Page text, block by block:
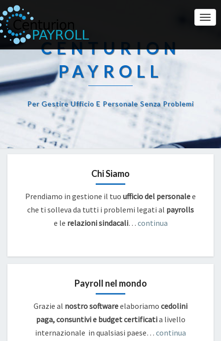
CENTURION
PAYROLL
Per Gestire Ufficio E Personale Senza Problemi
Chi Siamo
Prendiamo in gestione il tuo ufficio del personalee
che ti solleva da tutti i problemi legati al payrolls
e le relazioni sindacali… continua
Payroll nel mondo
Grazie al nostro softwareelaboriamo cedolini
paga, consuntivi e budget certificatia livello
internazionale in qualsiasi paese… continua